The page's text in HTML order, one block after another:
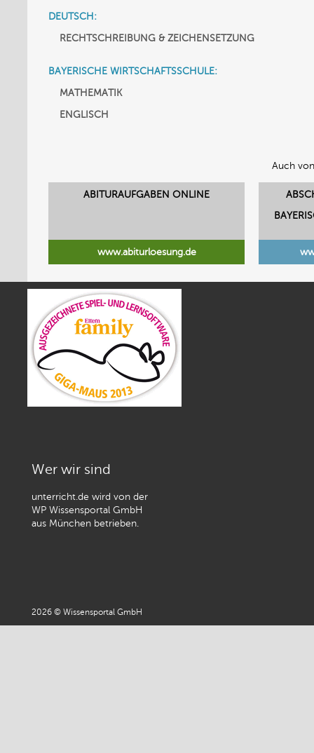
DEUTSCH:
RECHTSCHREIBUNG & ZEICHENSETZUNG
BAYERISCHE WIRTSCHAFTSSCHULE:
MATHEMATIK
ENGLISCH
Auch
ABITURAUFGABEN ONLINE
www.abiturloesung.de
Wer wir sind
unterricht.de wird von der
WP Wissensportal GmbH
aus München betrieben.
2026 © Wissensportal GmbH